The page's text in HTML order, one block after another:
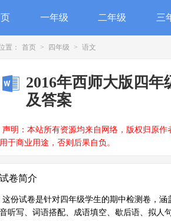
一年级 二年级 三
置： 首页 > 四年级 > 语文
2016年西师大版四
及答案
声明：本站所有资源均来自网络，版权归原
用于商业用途，否则后果自负。
试卷简介
这份试卷是针对四年级学生的期中检测卷，
音听写、词语搭配、成语填空、歇后语、拟人